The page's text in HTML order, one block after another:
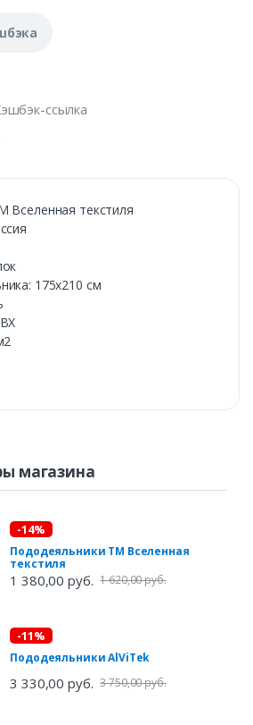
ссылка
Вселенная текстиля
175х210 см
магазина
-14%
Пододеяльники ТМ Вселенная
текстиля
1 380,00 руб. 1 620,00 руб.
-11%
Пододеяльники AlViTek
3 330,00 руб. 3 750,00 руб.